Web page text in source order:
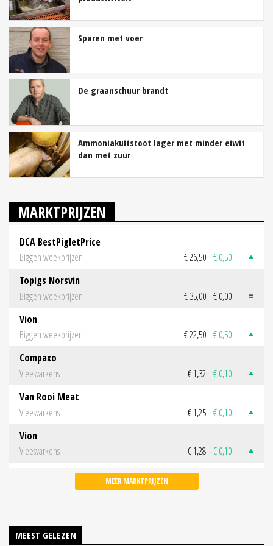
Sparen met voer
De graanschuur brandt
Ammoniakuitstoot lager met minder eiwit
dan met zuur
MARKTPRIJZEN
DCA BestPigletPrice
Biggen weekprijzen
€ 26,50 € 0,50
Topigs Norsvin
Biggen weekprijzen
€ 35,00 € 0,00
Vion
Biggen weekprijzen
€ 22,50 € 0,50
Compaxo
Vleesvarkens
€ 1,32 € 0,10
Van Rooi Meat
Vleesvarkens
€ 1,25 € 0,10
Vion
Vleesvarkens
€ 1,28 € 0,10
MEER MARKTPRIJZEN
MEEST GELEZEN